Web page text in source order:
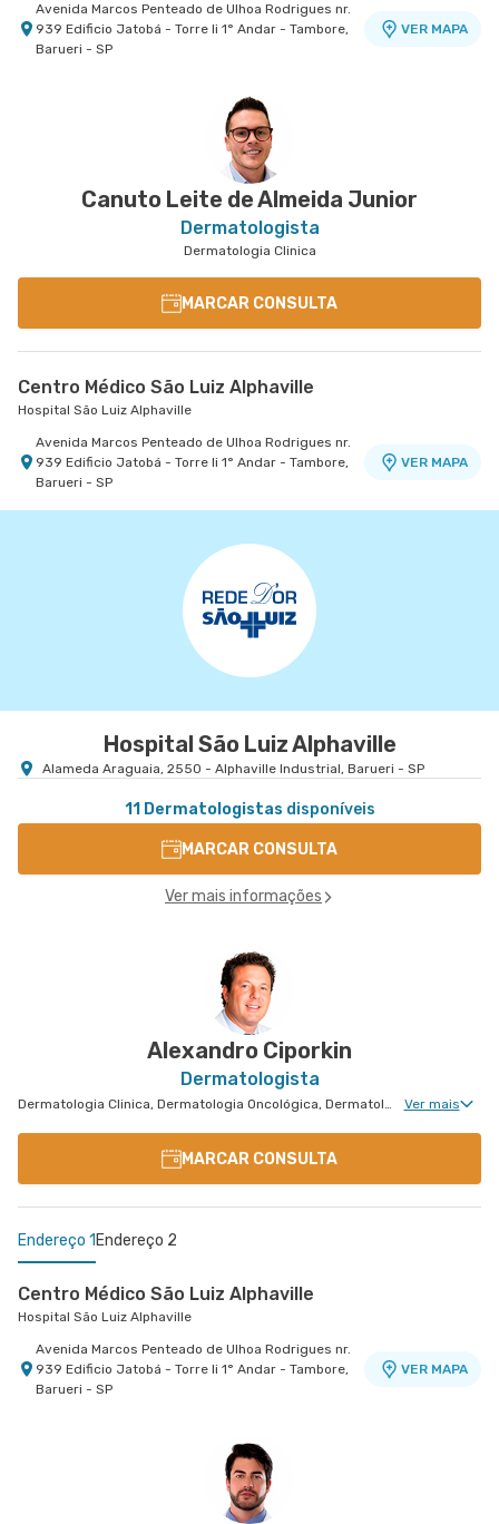
Avenida Marcos Penteado de Ulhoa Rodrigues nr.
939 Edificio Jatobá - Torre Ii 1° Andar - Tambore,
Barueri - SP
VER MAPA
Canuto Leite de Almeida Junior
Dermatologista
Dermatologia Clinica
MARCAR CONSULTA
Centro Médico São Luiz Alphaville
Hospital São Luiz Alphaville
Avenida Marcos Penteado de Ulhoa Rodrigues nr.
939 Edificio Jatobá - Torre Ii 1° Andar - Tambore,
Barueri - SP
VER MAPA
Hospital São Luiz Alphaville
Alameda Araguaia, 2550 - Alphaville Industrial, Barueri - SP
11 Dermatologistas disponíveis
MARCAR CONSULTA
Ver mais informações
Alexandro Ciporkin
Dermatologista
Dermatologia Clinica, Dermatologia Oncológica, Dermatologia de Tratamento de Psoríase, Dermatologiatratamento de Urticária Crônica, Dermatologia de Tratamento de Hidradenite, Dermatologia Tratamento de Dermatite Atópica Ver mais
MARCAR CONSULTA
Endereço 1 Endereço 2
Centro Médico São Luiz Alphaville
Hospital São Luiz Alphaville
Avenida Marcos Penteado de Ulhoa Rodrigues nr.
939 Edificio Jatobá - Torre Ii 1° Andar - Tambore,
Barueri - SP
VER MAPA
Avenida Dionysia Alves Barreto nr. 678 - Vila